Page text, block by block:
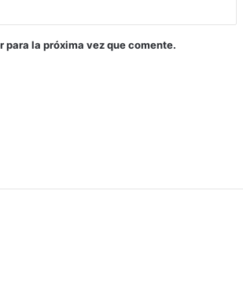
la próxima vez que comente.